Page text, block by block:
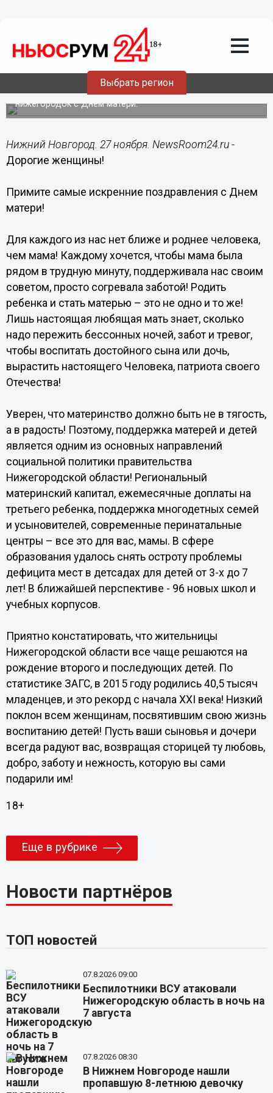
Выбрать регион
27.11.201610:00
Для каждого из нас нет ближе и
роднее человека, чем мама – Шанцев
Губернатор Нижегородской области поздравил
нижегородок с Днем матери.
Нижний Новгород. 27 ноября. NewsRoom24.ru -
Дорогие женщины!
Примите самые искренние поздравления с Днем
матери!
Для каждого из нас нет ближе и роднее человека,
чем мама! Каждому хочется, чтобы мама была
рядом в трудную минуту, поддерживала нас своим
советом, просто согревала заботой! Родить
ребенка и стать матерью – это не одно и то же!
Лишь настоящая любящая мать знает, сколько
надо пережить бессонных ночей, забот и тревог,
чтобы воспитать достойного сына или дочь,
вырастить настоящего Человека, патриота своего
Отечества!
Уверен, что материнство должно быть не в тягость,
а в радость! Поэтому, поддержка матерей и детей
является одним из основных направлений
социальной политики правительства
Нижегородской области! Региональный
материнский капитал, ежемесячные доплаты на
третьего ребенка, поддержка многодетных семей
и усыновителей, современные перинатальные
центры – все это для вас, мамы. В сфере
образования удалось снять остроту проблемы
дефицита мест в детсадах для детей от 3-х до 7
лет! В ближайшей перспективе - 96 новых школ и
учебных корпусов.
Приятно констатировать, что жительницы
Нижегородской области все чаще решаются на
рождение второго и последующих детей. По
статистике ЗАГС, в 2015 году родились 40,5 тысяч
младенцев, и это рекорд с начала XXI века! Низкий
поклон всем женщинам, посвятившим свою жизнь
воспитанию детей! Пусть ваши сыновья и дочери
всегда радуют вас, возвращая сторицей ту любовь,
добро, заботу и нежность, которую вы сами
подарили им!
18+
Еще в рубрике
Новости партнёров
ТОП новостей
07.8.2026 09:00
Беспилотники ВСУ атаковали
Нижегородскую область в ночь на
7 августа
07.8.2026 08:30
В Нижнем Новгороде нашли
пропавшую 8-летнюю девочку